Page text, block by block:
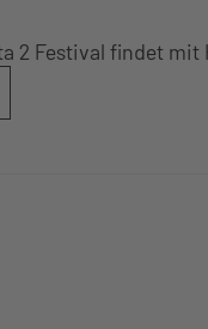
2 Festival findet